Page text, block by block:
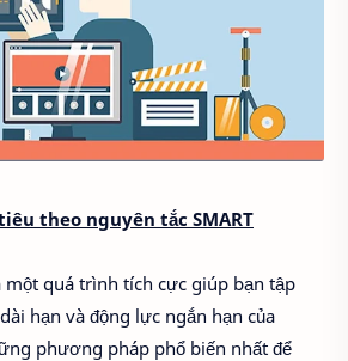
theo nguyên tắc SMART
một quá trình tích cực giúp bạn tập
hạn và động lực ngắn hạn của
phương pháp phổ biến nhất để